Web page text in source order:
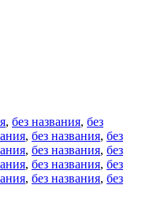
, без названия, без
, без названия, без
, без названия, без
, без названия, без
, без названия, без